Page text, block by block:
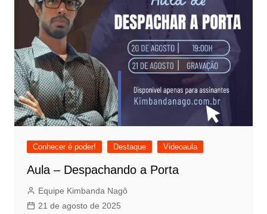
Conhecer é poder! Destaque Videoaula
Aula – Despachando a Porta
Equipe Kimbanda Nagô
21 de agosto de 2025